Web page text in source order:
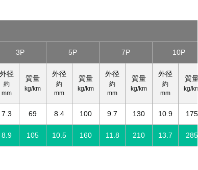
3P 5P 7P 10P
外径
約
mm
質量
kg/km
外径
約
mm
質量
kg/km
外径
約
mm
質量
kg/km
外径
約
mm
質量
kg/km
7.3 69 8.4 100 9.7 130 10.9 175
8.9 105 10.5 160 11.8 210 13.7 285